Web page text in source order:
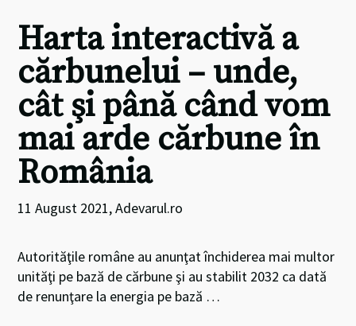
Harta interactivă a
cărbunelui – unde,
cât şi până când vom
mai arde cărbune în
România
11 August 2021, Adevarul.ro
Autorităţile române au anunţat închiderea mai multor
unităţi pe bază de cărbune şi au stabilit 2032 ca dată
de renunţare la energia pe bază …